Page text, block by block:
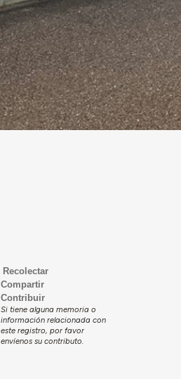
Recolectar
Compartir
Contribuir
Si tiene alguna memoria o
información relacionada con
este registro, por favor
envíenos su contributo.